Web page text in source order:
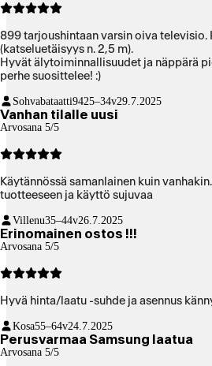
899 tarjoushintaan varsin oiva televisio.
(katseluetäisyys n. 2,5 m).
Hyvät älytoiminnallisuudet ja näppärä
perhe suosittelee! :)
Sohvabataatti9425–34v29.7.2025
Vanhan tilalle uusi
Arvosana 5/5
Käytännössä samanlainen kuin
tuotteeseen ja käyttö sujuvaa
Villenu35–44v26.7.2025
Erinomainen ostos !!!
Arvosana 5/5
Hyvä hinta/laatu -suhde ja asennus
Kosa55–64v24.7.2025
Perusvarmaa Samsung laatua
Arvosana 5/5